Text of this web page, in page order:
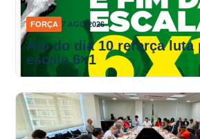
FORÇA 7 AGO 2026
Ato do dia 10 reforça luta
escala 6×1